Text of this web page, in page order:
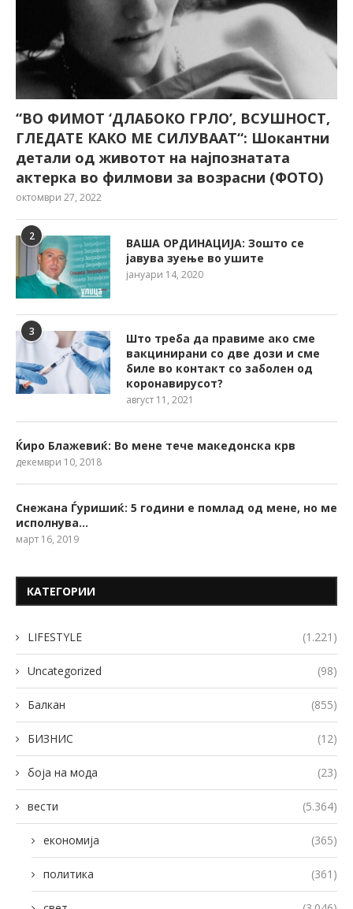
“ВО ФИМОТ ‘ДЛАБОКО ГРЛО’, ВСУШНОСТ,
ГЛЕДАТЕ КАКО МЕ СИЛУВААТ“: Шокантни
детали од животот на најпознатата
актерка во филмови за возрасни (ФОТО)
октомври 27, 2022
2
ВАША ОРДИНАЦИЈА: Зошто се
јавува зуење во ушите
јануари 14, 2020
3
Што треба да правиме ако сме
вакцинирани со две дози и сме
биле во контакт со заболен од
коронавирусот?
август 11, 2021
Ќиро Блажевиќ: Во мене тече македонска крв
декември 10, 2018
Снежана Ѓуришиќ: 5 години е помлад од мене, но ме
исполнува…
март 16, 2019
КАТЕГОРИИ
LIFESTYLE (1.221)
Uncategorized (98)
Балкан (855)
БИЗНИС (12)
боја на мода (23)
вести (5.364)
економија (365)
политика (361)